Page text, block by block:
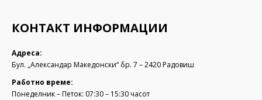
КОНТАКТ ИНФОРМАЦИИ
Адреса:
Бул. „Александар Македонски“ бр. 7 – 2420 Радовиш
Работно време:
Понеделник – Петок: 07:30 – 15:30 часот